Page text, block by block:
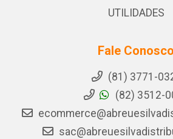
UTILIDADES
Fale Conosco
(81) 3771-
(82) 3512-